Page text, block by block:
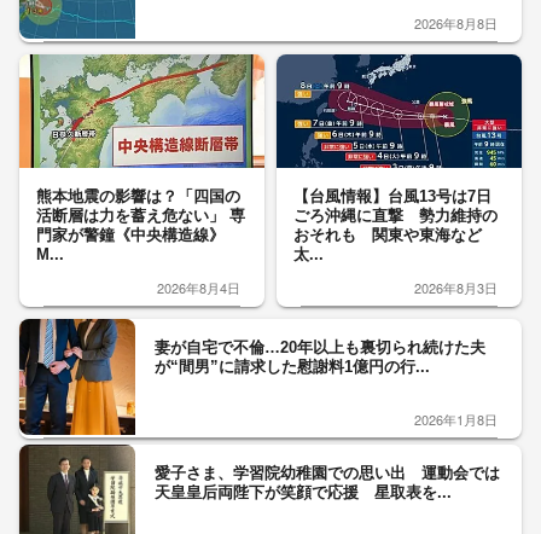
2026年8月8日
熊本地震の影響は？「四国の
活断層は力を蓄え危ない」 専
門家が警鐘《中央構造線》
M...
2026年8月4日
【台風情報】台風13号は7日
ごろ沖縄に直撃 勢力維持の
おそれも 関東や東海など
太...
2026年8月3日
妻が自宅で不倫…20年以上も裏切られ続けた夫
が“間男”に請求した慰謝料1億円の行...
2026年1月8日
愛子さま、学習院幼稚園での思い出 運動会では
天皇皇后両陛下が笑顔で応援 星取表を...